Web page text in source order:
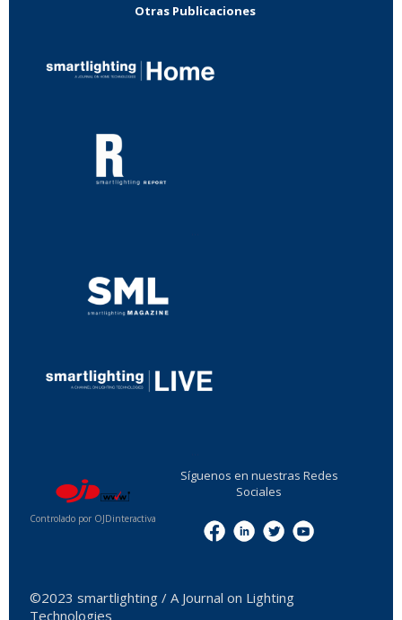
Otras Publicaciones
Controlado por OJDinteractiva
Síguenos en nuestras Redes
Sociales
©2023 smartlighting / A Journal on Lighting
Technologies